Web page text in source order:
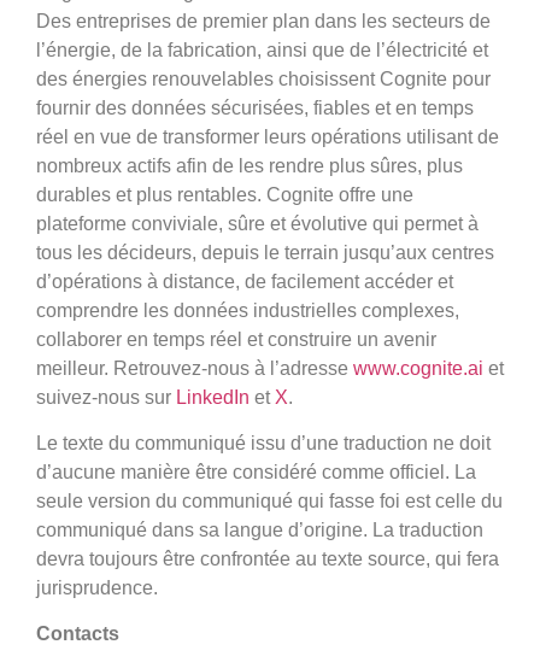
Des entreprises de premier plan dans les secteurs de
l’énergie, de la fabrication, ainsi que de l’électricité et
des énergies renouvelables choisissent Cognite pour
fournir des données sécurisées, fiables et en temps
réel en vue de transformer leurs opérations utilisant de
nombreux actifs afin de les rendre plus sûres, plus
durables et plus rentables. Cognite offre une
plateforme conviviale, sûre et évolutive qui permet à
tous les décideurs, depuis le terrain jusqu’aux centres
d’opérations à distance, de facilement accéder et
comprendre les données industrielles complexes,
collaborer en temps réel et construire un avenir
meilleur. Retrouvez-nous à l’adresse www.cognite.ai et
suivez-nous sur LinkedIn et X.
Le texte du communiqué issu d’une traduction ne doit
d’aucune manière être considéré comme officiel. La
seule version du communiqué qui fasse foi est celle du
communiqué dans sa langue d’origine. La traduction
devra toujours être confrontée au texte source, qui fera
jurisprudence.
Contacts